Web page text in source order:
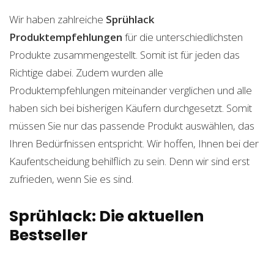
Wir haben zahlreiche Sprühlack
Produktempfehlungen für die unterschiedlichsten
Produkte zusammengestellt. Somit ist für jeden das
Richtige dabei. Zudem wurden alle
Produktempfehlungen miteinander verglichen und alle
haben sich bei bisherigen Käufern durchgesetzt. Somit
müssen Sie nur das passende Produkt auswählen, das
Ihren Bedürfnissen entspricht. Wir hoffen, Ihnen bei der
Kaufentscheidung behilflich zu sein. Denn wir sind erst
zufrieden, wenn Sie es sind.
Sprühlack: Die aktuellen
Bestseller